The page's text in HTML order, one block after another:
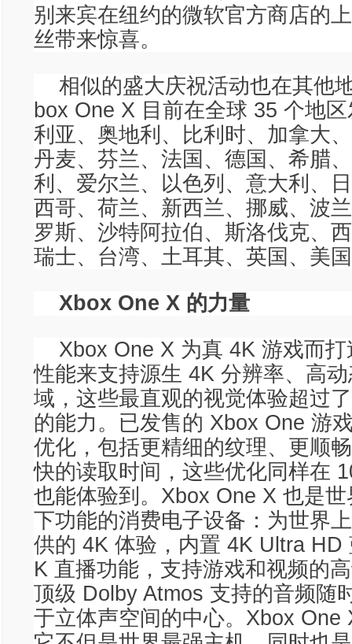
别来宾在纽约的微软官方商店的
丝带来惊喜。
相似的盛大庆祝活动也在其他
box One X 目前在全球 35 个地
利亚、奥地利、比利时、加拿大
丹麦、芬兰、法国、德国、希腊
利、爱尔兰、以色列、意大利、
西哥、荷兰、新西兰、挪威、波
罗斯、沙特阿拉伯、斯洛伐克、
瑞士、台湾、土耳其、英国、美
Xbox One X 的力量
Xbox One X 为真 4K 游戏而
性能来支持源生 4K 分辨率、高
域，这些最直观的视觉体验超过
的能力。已发售的 Xbox One 游
优化，包括更精细的纹理、更顺
快的读取时间，这些优化同样在
也能体验到。Xbox One X 也是
下功能的消费电子设备：为世界
供的 4K 体验，内置 4K Ultra HD
K 直播功能，支持游戏和视频的
顶级 Dolby Atmos 支持的音频随
于立体声空间的中心。Xbox One